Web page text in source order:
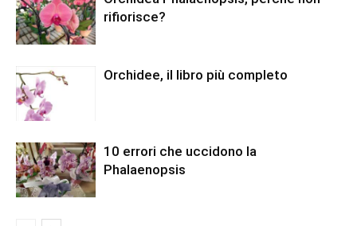
rifiorisce?
Orchidee, il libro più completo
10 errori che uccidono la
Phalaenopsis